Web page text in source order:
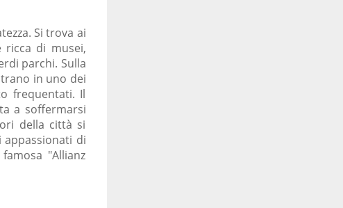
Si trova ai
ricca di musei,
parchi. Sulla
in uno dei
frequentati. Il
a soffermarsi
della città si
di
"Allianz